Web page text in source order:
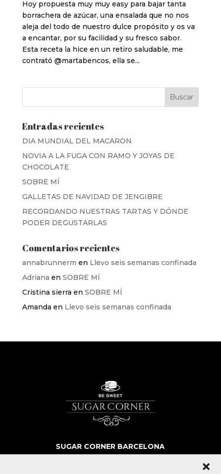
Hoy propuesta muy muy easy para bajar tanta
borrachera de azúcar, una ensalada que no nos
aleja del todo de nuestro dulce propósito y os va
a encantar, por su facilidad y su fresco sabor.
Esta receta la hice en un retiro saludable, me
contrató @martabencos, ella se...
Entradas recientes
DIA MUNDIAL DEL MACARON
NOVIA A LA FUGA CON RAMO Y JOYAS DE
CHOCOLATE
SOBRE MÍ
GALLETAS DE NAVIDAD DE JENGIBRE
RECORDANDO NUESTRAS TARTAS Y DÓNDE
PODER DEGUSTARLAS
Comentarios recientes
annabrunnerm en Llevo seis semanas confinada
Adriana en SOBRE MÍ
Cristina sierra en SOBRE MÍ
Amanda en Llevo seis semanas confinada
SUGAR CORNER BARCELONA